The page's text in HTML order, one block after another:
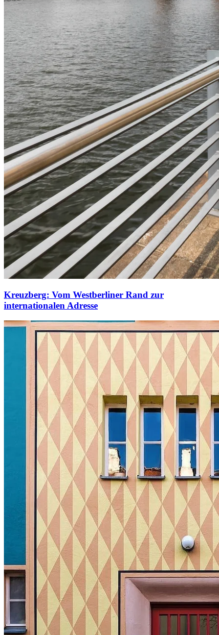
Kreuzberg: Vom Westberliner Rand zur
internationalen Adresse